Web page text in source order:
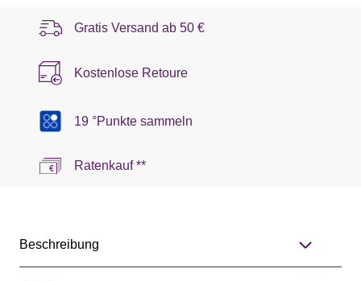
Gratis Versand ab 50 €
Kostenlose Retoure
19 °Punkte sammeln
Ratenkauf **
Beschreibung